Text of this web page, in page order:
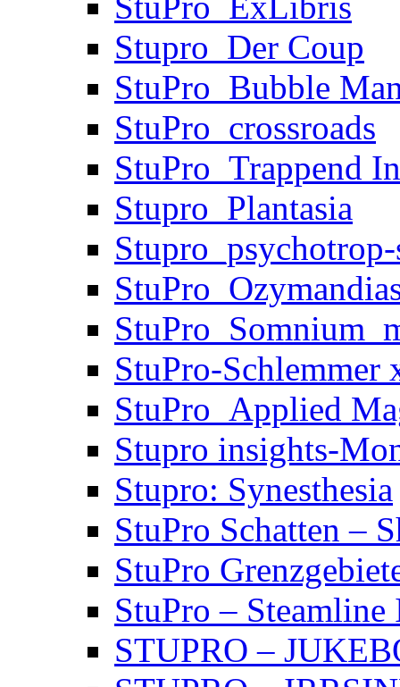
Stupro_Der Coup
StuPro_Bubble
StuPro_crossroads
StuPro_Trappend
Stupro_Plantasia
StuPro-Schlemmer
StuPro_Applied
Stupro insights-
Stupro: Synesthesia
StuPro Schatten –
StuPro
StuPro – Steamline
STUPRO –